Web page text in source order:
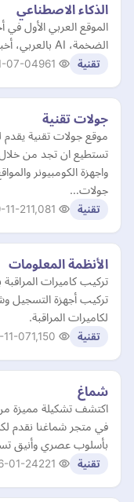
الذكاء الاصطناعي
الموقع العربي الأول في
الضخمة، AI بالعربي، أخبار تقارير دراسات
تقنية 07-04
جولات تقنية
موقع جولات تقنية
تستطيع ان تجد من خلال
واجهزة الكومبيونر
جولات…
تقنية 11-21
الأنظمة المعلومات
تركيب أجهزة التسجيل
لكاميرات المراقبة.
تقنية 11-07
شماغ
اكتشف تشكيلة مميزة من
في متجر شماغنا نقدم
بأسلوب عصري وأنيق
تقنية 01-24